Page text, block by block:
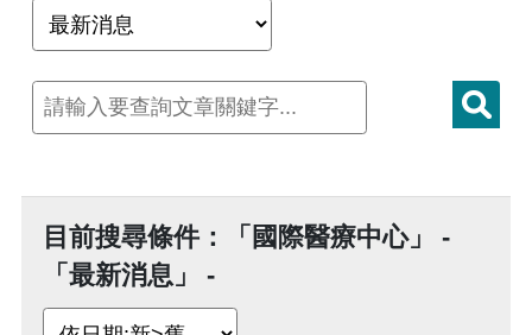
目前搜尋條件：「國際醫療中心」 -
「最新消息」 -